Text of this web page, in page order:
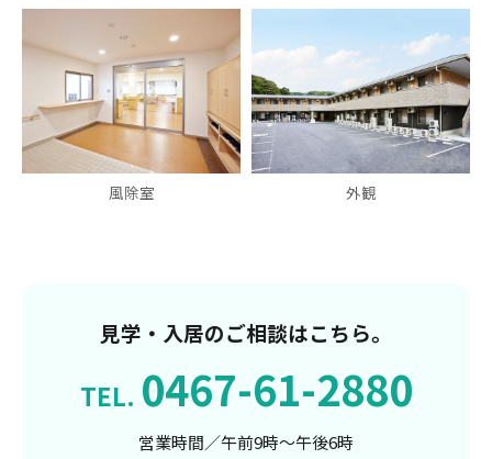
風除室 外観
見学・入居のご相談はこちら。
TEL. 0467-61-2880
営業時間／午前9時～午後6時